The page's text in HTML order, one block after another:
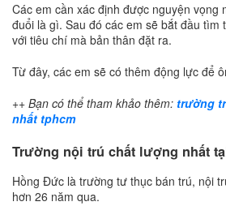
Các em cần xác định được nguyện vọng
đuổi là gì. Sau đó các em sẽ bắt đầu
với tiêu chí mà bản thân đặt ra.
Từ đây, các em sẽ có thêm động lực để
++ Bạn có thể tham khảo thêm: trường
nhất tphcm
Trường nội trú chất lượng nhất
Hồng Đức là trường tư thục bán trú, nội
hơn 26 năm qua.